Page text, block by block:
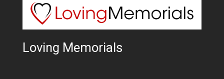
Loving Memorials